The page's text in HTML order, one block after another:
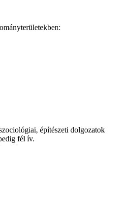
építészeti dolgozatok
fél ív.